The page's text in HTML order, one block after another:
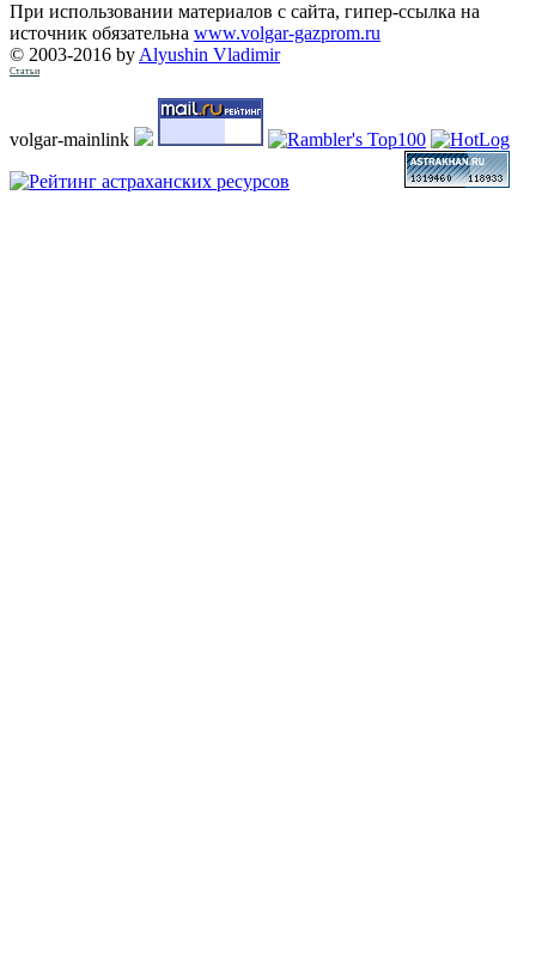
При использовании материалов с сайта, гипер-ссылка на
источник обязательна www.volgar-gazprom.ru
© 2003-2016 by Alyushin Vladimir
Статьи
volgar-mainlink